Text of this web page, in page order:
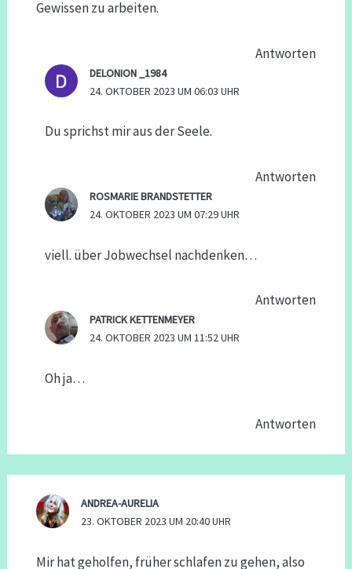
Gewissen zu arbeiten.
Antworten
DELONION _1984
24. OKTOBER 2023 UM 06:03 UHR
Du sprichst mir aus der Seele.
Antworten
ROSMARIE BRANDSTETTER
24. OKTOBER 2023 UM 07:29 UHR
viell. über Jobwechsel nachdenken…
Antworten
PATRICK KETTENMEYER
24. OKTOBER 2023 UM 11:52 UHR
Oh ja…
Antworten
ANDREA-AURELIA
23. OKTOBER 2023 UM 20:40 UHR
Mir hat geholfen, früher schlafen zu gehen, also